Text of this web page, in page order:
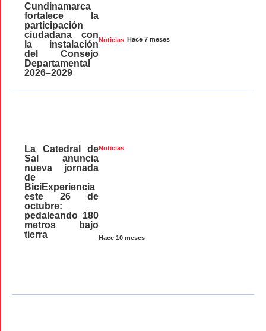
Noticias Hace 7 meses
Cundinamarca
fortalece la
participación
ciudadana con
la instalación
del Consejo
Departamental
2026–2029
Noticias
Hace 10 meses
La Catedral de
Sal anuncia
nueva jornada
de
BiciExperiencia
este 26 de
octubre:
pedaleando 180
metros bajo
tierra